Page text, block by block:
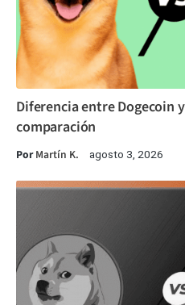
Diferencia entre Dogecoin
comparación
PorMartín K. agosto 3, 2026